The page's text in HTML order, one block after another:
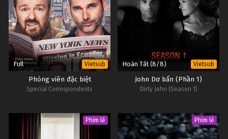
Full Vietsub
Phóng viên đặc biệt
Special Correspondents
Hoàn Tất (8/8) Vietsub
John Dơ bẩn (Phần 1)
Dirty John (Season 1)
Phim lẻ Phim lẻ